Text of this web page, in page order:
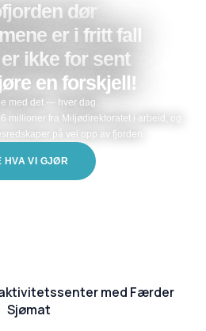
dør
er i fritt fall
ikke for sent
en forskjell!
med det — hver dag.
millioner fra Miljødirektoratet i arbeid, og
på vei opp av fjorden.
HVA VI GJØR
med Færder
Sjømat